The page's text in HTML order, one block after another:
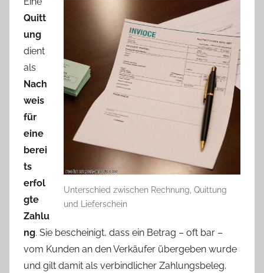
Unterschied zwischen Rechnung, Quittung
und Lieferschein
Quitt
ung
dient
als
Nach
weis
für
eine
berei
ts
erfol
gte
Zahlu
ng. Sie bescheinigt, dass ein Betrag – oft bar –
vom Kunden an den Verkäufer übergeben wurde
und gilt damit als verbindlicher Zahlungsbeleg.